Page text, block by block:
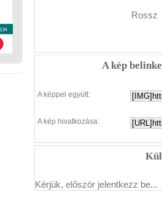
Rossz
A kép
A képpel együtt:
A kép hivatkozása:
Kérjük, először jelentkezz be...